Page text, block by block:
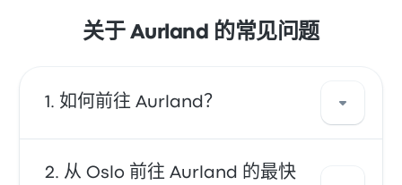
关于 Aurland 的常见问题
如何前往 Aurland？
您可以乘坐 巴士 直达您的目的地。或者，您也可
从 Oslo 前往 Aurland 的最快